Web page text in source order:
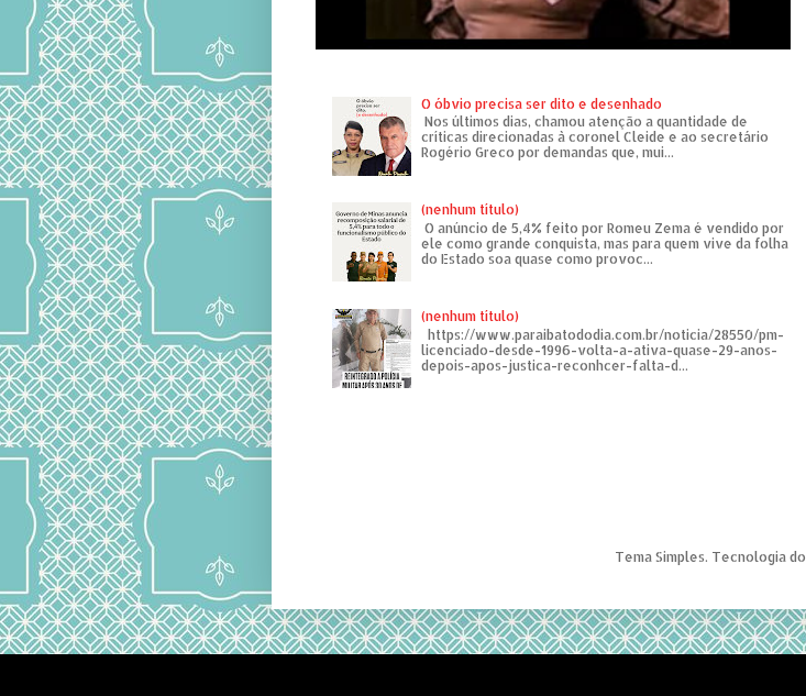
O óbvio precisa ser dito e desenhado
Nos últimos dias, chamou atenção a quantidade de
críticas direcionadas à coronel Cleide e ao secretário
Rogério Greco por demandas que, mui...
(nenhum título)
O anúncio de 5,4% feito por Romeu Zema é vendido por
ele como grande conquista, mas para quem vive da folha
do Estado soa quase como provoc...
(nenhum título)
https://www.paraibatododia.com.br/noticia/28550/pm-
licenciado-desde-1996-volta-a-ativa-quase-29-anos-
depois-apos-justica-reconhcer-falta-d...
Tema Simples. Tecnologia do